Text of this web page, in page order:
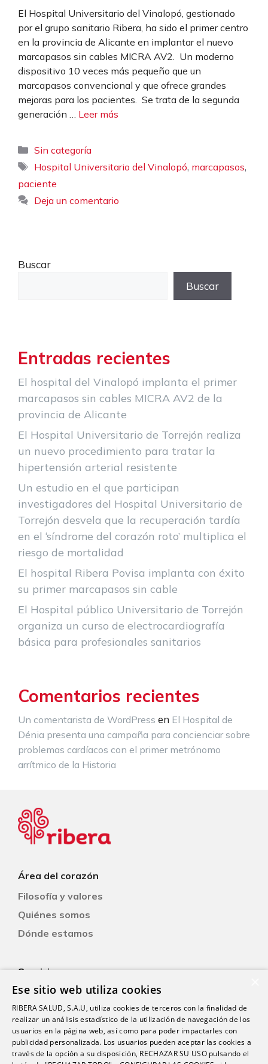
El Hospital Universitario del Vinalopó, gestionado
por el grupo sanitario Ribera, ha sido el primer centro
en la provincia de Alicante en implantar el nuevo
marcapasos sin cables MICRA AV2. Un moderno
dispositivo 10 veces más pequeño que un
marcapasos convencional y que ofrece grandes
mejoras para los pacientes. Se trata de la segunda
generación … Leer más
Categorías
Sin categoría
Etiquetas
Hospital Universitario del Vinalopó, marcapasos,
paciente
Deja un comentario
Buscar
Buscar
Entradas recientes
El hospital del Vinalopó implanta el primer
marcapasos sin cables MICRA AV2 de la
provincia de Alicante
El Hospital Universitario de Torrejón realiza
un nuevo procedimiento para tratar la
hipertensión arterial resistente
Un estudio en el que participan
investigadores del Hospital Universitario de
Torrejón desvela que la recuperación tardía
en el ‘síndrome del corazón roto’ multiplica el
riesgo de mortalidad
El hospital Ribera Povisa implanta con éxito
su primer marcapasos sin cable
El Hospital público Universitario de Torrejón
organiza un curso de electrocardiografía
básica para profesionales sanitarios
Comentarios recientes
Un comentarista de WordPress en El Hospital de
Dénia presenta una campaña para concienciar sobre
problemas cardíacos con el primer metrónomo
arrítmico de la Historia
Área del corazón
Filosofía y valores
Quiénes somos
Dónde estamos
Servicios
Pacientes
Consejos
Libre elección
Ese sitio web utiliza cookies
RIBERA SALUD, S.A.U, utiliza cookies de terceros con la finalidad de
realizar un análisis estadístico de la utilización de navegación de los
usuarios en la página web, así como para poder impactarles con
publicidad personalizada. Los usuarios pueden aceptar las cookies a
través de la opción a su disposición, RECHAZAR SU USO pulsando el